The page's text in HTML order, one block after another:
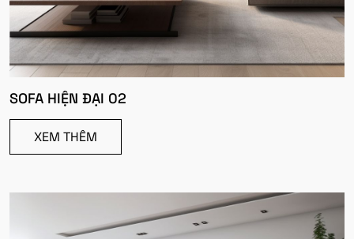
SOFA HIỆN ĐẠI 02
XEM THÊM